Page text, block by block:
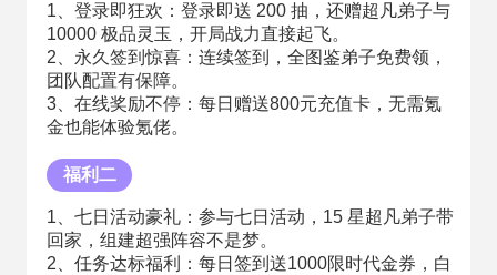
1、登录即狂欢：登录即送 200 抽，还赠超凡弟子与
10000 极品灵玉，开局战力直接起飞。
2、永久签到惊喜：连续签到，全图鉴弟子免费领，
团队配置有保障。
3、在线奖励不停：每日赠送800元充值卡，无需氪
金也能体验氪佬。
福利二
1、七日活动豪礼：参与七日活动，15 星超凡弟子带
回家，组建超强阵容不是梦。
2、任务达标福利：每日签到送1000限时代金券，白